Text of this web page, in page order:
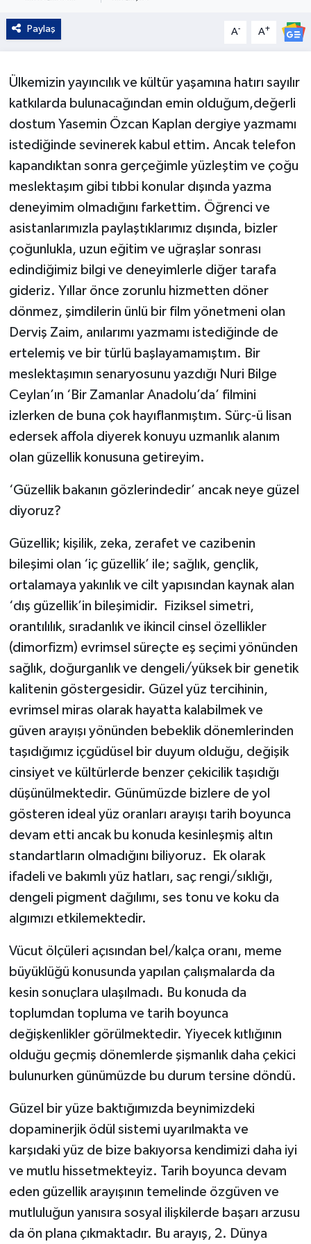
Paylaş A- A+
Ülkemizin yayıncılık ve kültür yaşamına hatırı sayılır
katkılarda bulunacağından emin olduğum,değerli
dostum Yasemin Özcan Kaplan dergiye yazmamı
istediğinde sevinerek kabul ettim. Ancak telefon
kapandıktan sonra gerçeğimle yüzleştim ve çoğu
meslektaşım gibi tıbbi konular dışında yazma
deneyimim olmadığını farkettim. Öğrenci ve
asistanlarımızla paylaştıklarımız dışında, bizler
çoğunlukla, uzun eğitim ve uğraşlar sonrası
edindiğimiz bilgi ve deneyimlerle diğer tarafa
gideriz. Yıllar önce zorunlu hizmetten döner
dönmez, şimdilerin ünlü bir film yönetmeni olan
Derviş Zaim, anılarımı yazmamı istediğinde de
ertelemiş ve bir türlü başlayamamıştım. Bir
meslektaşımın senaryosunu yazdığı Nuri Bilge
Ceylan’ın ‘Bir Zamanlar Anadolu’da’ filmini
izlerken de buna çok hayıflanmıştım. Sürç-ü lisan
edersek affola diyerek konuyu uzmanlık alanım
olan güzellik konusuna getireyim.
‘Güzellik bakanın gözlerindedir’ ancak neye güzel
diyoruz?
Güzellik; kişilik, zeka, zerafet ve cazibenin
bileşimi olan ‘iç güzellik’ ile; sağlık, gençlik,
ortalamaya yakınlık ve cilt yapısından kaynak alan
‘dış güzellik’in bileşimidir. Fiziksel simetri,
orantılılık, sıradanlık ve ikincil cinsel özellikler
(dimorfizm) evrimsel süreçte eş seçimi yönünden
sağlık, doğurganlık ve dengeli/yüksek bir genetik
kalitenin göstergesidir. Güzel yüz tercihinin,
evrimsel miras olarak hayatta kalabilmek ve
güven arayışı yönünden bebeklik dönemlerinden
taşıdığımız içgüdüsel bir duyum olduğu, değişik
cinsiyet ve kültürlerde benzer çekicilik taşıdığı
düşünülmektedir. Günümüzde bizlere de yol
gösteren ideal yüz oranları arayışı tarih boyunca
devam etti ancak bu konuda kesinleşmiş altın
standartların olmadığını biliyoruz. Ek olarak
ifadeli ve bakımlı yüz hatları, saç rengi/sıklığı,
dengeli pigment dağılımı, ses tonu ve koku da
algımızı etkilemektedir.
Vücut ölçüleri açısından bel/kalça oranı, meme
büyüklüğü konusunda yapılan çalışmalarda da
kesin sonuçlara ulaşılmadı. Bu konuda da
toplumdan topluma ve tarih boyunca
değişkenlikler görülmektedir. Yiyecek kıtlığının
olduğu geçmiş dönemlerde şişmanlık daha çekici
bulunurken günümüzde bu durum tersine döndü.
Güzel bir yüze baktığımızda beynimizdeki
dopaminerjik ödül sistemi uyarılmakta ve
karşıdaki yüz de bize bakıyorsa kendimizi daha iyi
ve mutlu hissetmekteyiz. Tarih boyunca devam
eden güzellik arayışının temelinde özgüven ve
mutluluğun yanısıra sosyal ilişkilerde başarı arzusu
da ön plana çıkmaktadır. Bu arayış, 2. Dünya
Kültür - Sanat